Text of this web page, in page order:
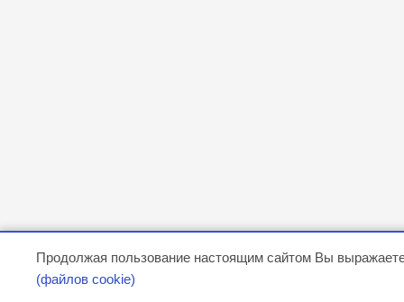
Продолжая пользование настоящим сайтом Вы
(файлов cookie)